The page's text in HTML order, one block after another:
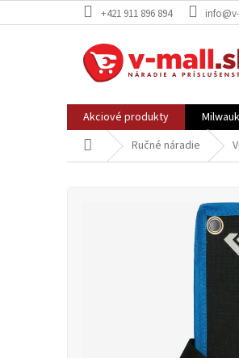
na
+421 911 896 894
Akciové produkty
DomovRučné náradie